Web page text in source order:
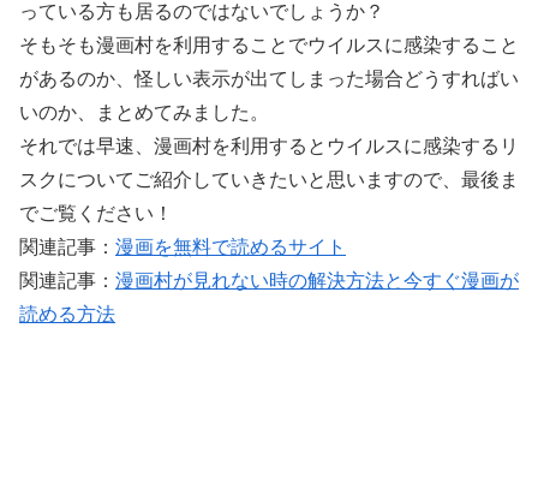
っている方も居るのではないでしょうか？
そもそも漫画村を利用することでウイルスに感染すること
があるのか、怪しい表示が出てしまった場合どうすればい
いのか、まとめてみました。
それでは早速、漫画村を利用するとウイルスに感染するリ
スクについてご紹介していきたいと思いますので、最後ま
でご覧ください！
関連記事： 漫画を無料で読めるサイト
関連記事： 漫画村が見れない時の解決方法と今すぐ漫画が
読める方法